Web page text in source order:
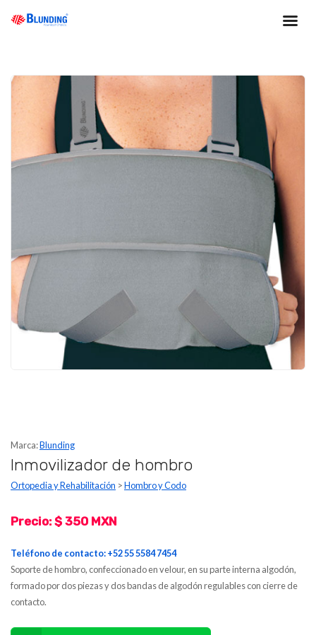
Marca:Blunding
Inmovilizador de hombro
Ortopedia y Rehabilitación >Hombro y Codo
Precio: $ 350 MXN
Teléfono de contacto: +52 55 5584 7454
Soporte de hombro, confeccionado en velour, en su parte interna algodón,
formado por dos piezas y dos bandas de algodón regulables con cierre de
contacto.